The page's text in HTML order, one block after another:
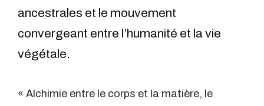
ancestrales et le mouvement
convergeant entre l’humanité et la vie
végétale.
« Alchimie entre le corps et la matière, le